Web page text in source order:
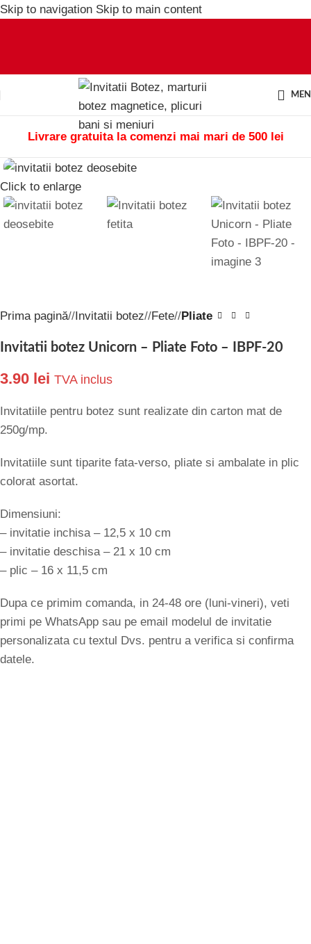
Skip to navigation Skip to main content
Livrare gratuita la comenzi mai mari de 500 lei
Click to enlarge
Prima pagină/ Invitatii botez/ Fete/ Pliate
Invitatii botez Unicorn – Pliate Foto – IBPF-20
3.90 lei TVA inclus
Invitatiile pentru botez sunt realizate din carton mat de
250g/mp.
Invitatiile sunt tiparite fata-verso, pliate si ambalate in plic
colorat asortat.
Dimensiuni:
– invitatie inchisa – 12,5 x 10 cm
– invitatie deschisa – 21 x 10 cm
– plic – 16 x 11,5 cm
Dupa ce primim comanda, in 24-48 ore (luni-vineri), veti
primi pe WhatsApp sau pe email modelul de invitatie
personalizata cu textul Dvs. pentru a verifica si confirma
datele.